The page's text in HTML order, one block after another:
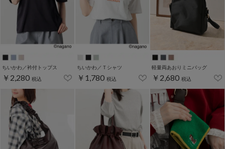
ちいかわ／衿付トップス
￥2,280 税込
ちいかわ／Ｔシャツ
￥1,780 税込
軽量両あおりミニバッグ
￥2,680 税込